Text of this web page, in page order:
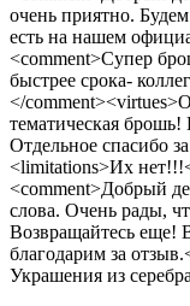
очень приятно.
есть на нашем
<comment>Супер
быстрее срока-
</
тематическая брошь!
Отдельное спасибо
<limitations>Их
<comment>Добрый
слова. Очень рады,
Возвращайтесь еще!
благодарим за
Украшения из